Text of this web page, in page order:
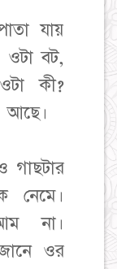
যায়
ওটা বট,
কী?
আছে।
গাছটার
নেমে।
না।
ওর